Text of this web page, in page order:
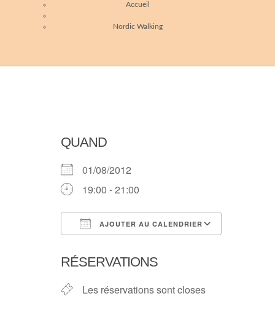
Accueil
Nordic Walking
QUAND
01/08/2012
19:00 - 21:00
AJOUTER AU CALENDRIER
RÉSERVATIONS
Les réservations sont closes